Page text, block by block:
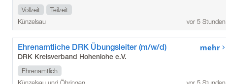
Vollzeit
Teilzeit
Künzelsau
vor 5 Stunden
Ehrenamtliche DRK Übungsleiter (m/w/d)
DRK Kreisverband Hohenlohe e.V.
Ehrenamtlich
mehr